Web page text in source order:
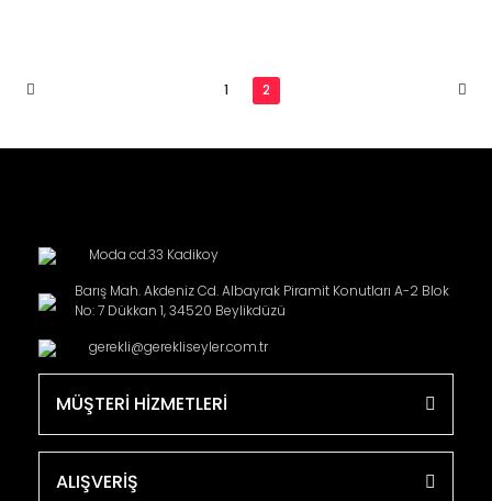
1 2
Moda cd.33 Kadikoy
Barış Mah. Akdeniz Cd. Albayrak Piramit Konutları A-2 Blok
No: 7 Dükkan 1, 34520 Beylikdüzü
gerekli@gerekliseyler.com.tr
MÜŞTERİ HİZMETLERİ
ALIŞVERİŞ